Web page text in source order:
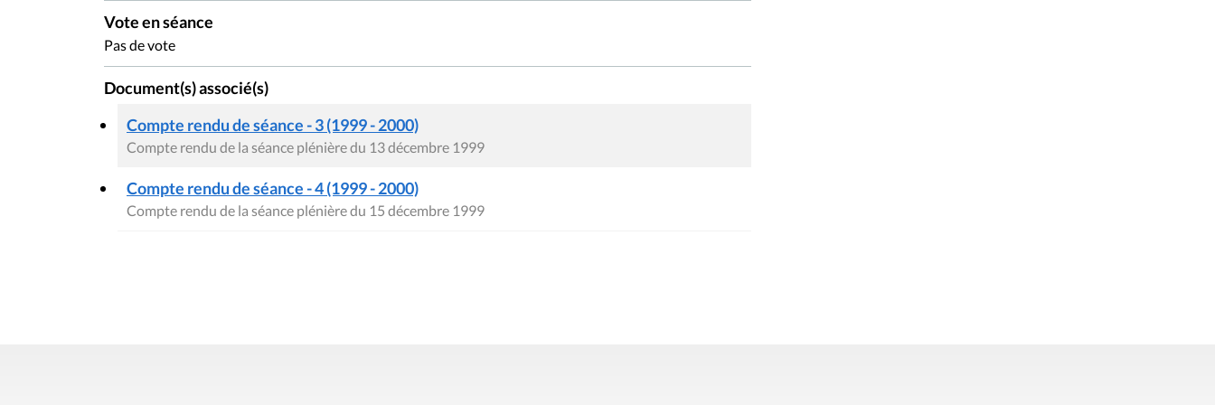
Vote en séance
Pas de vote
Document(s) associé(s)
Compte rendu de séance - 3 (1999 - 2000)
Compte rendu de la séance plénière du 13 décembre 1999
Compte rendu de séance - 4 (1999 - 2000)
Compte rendu de la séance plénière du 15 décembre 1999